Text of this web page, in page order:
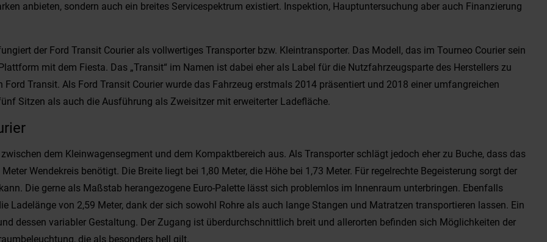
anbieten, sondern auch ein breites Servicespektrum existiert. Inspektion, Hauptuntersuchung aber auch Finanzierung
der Ford Transit Courier als vollwertiges Transporter bzw. Kleintransporter. Das Modell, das im Tourneo Courier sein
mit dem Fiesta. Das „Transit“ im Namen ist dabei eher als Label für die Nutzfahrzeugsparte des Herstellers zu
Transit. Als Ford Transit Courier wurde das Fahrzeug erstmals 2014 präsentiert und 2018 einer umfangreichen
Sitzen als auch die Ausführung als Zweisitzer mit erweiterter Ladefläche.
dem Kleinwagensegment und dem Kompaktbereich aus. Als Transporter schlägt jedoch eher zu Buche, dass das
Wendekreis benötigt. Die Breite liegt bei 1,80 Meter, die Höhe bei 1,73 Meter. Für regelrechte Begeisterung sorgt der
Die gerne als Maßstab herangezogene Euro-Palette lässt sich problemlos im Innenraum unterbringen. Ebenfalls
Ladelänge von 2,59 Meter, dank der sich sowohl Rohre als auch lange Stangen und Matratzen transportieren lassen. Ein
dessen variabler Gestaltung. Der Zugang ist überdurchschnittlich breit und allerorten befinden sich Möglichkeiten der
die als besonders hell gilt.